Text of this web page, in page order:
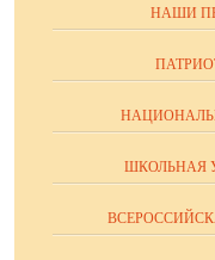
НАШИ
ШКОЛЬНАЯ